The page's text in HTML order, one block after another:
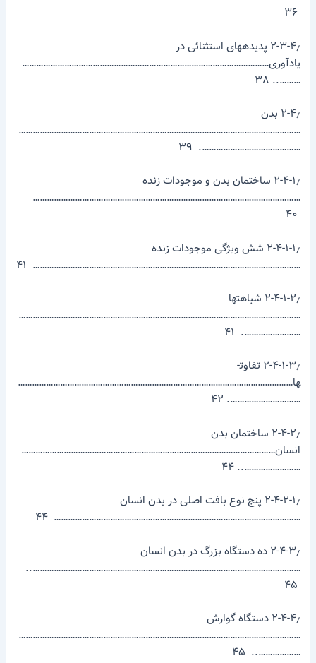
۳۶
۲-۳-۴٫ پدیده­های استثنائی در
یادآوری……………………………………………………………………………………………
……….. ۳۸
۲-۴٫ بدن
…………………………………………………………………………………………………………
……………………………………. ۳۹
۲-۴-۱٫ ساختمان بدن و موجودات زنده
……………………………………………………………………………………………………
۲-۴-۱-۱٫ شش ویژگی موجودات زنده
…………………………………………………………………………………………………… ۴۱
۲-۴-۱-۲٫ شباهت­ها
…………………………………………………………………………………………………………
……………………. ۴۱
۲-۴-۱-۳٫ تفاوت­
ها………………………………………………………………………………………………………
…………………………. ۴۲
۲-۴-۲٫ ساختمان بدن
انسان………………………………………………………………………………………………
…………………….. ۴۴
۲-۴-۲-۱٫ پنج نوع بافت اصلی در بدن انسان
…………………………………………………………………………………………… ۴۴
۲-۴-۳٫ ده دستگاه بزرگ در بدن انسان
……………………………………………………………………………………………………..
۲-۴-۴٫ دستگاه گوارش
…………………………………………………………………………………………………………
……………….. ۴۵